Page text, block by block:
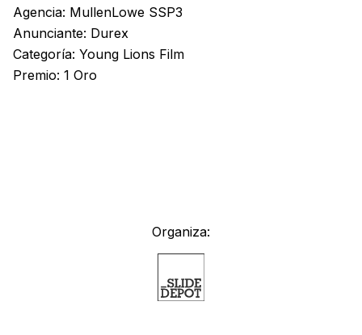
Agencia: MullenLowe SSP3
Anunciante: Durex
Categoría: Young Lions Film
Premio: 1 Oro
Organiza: